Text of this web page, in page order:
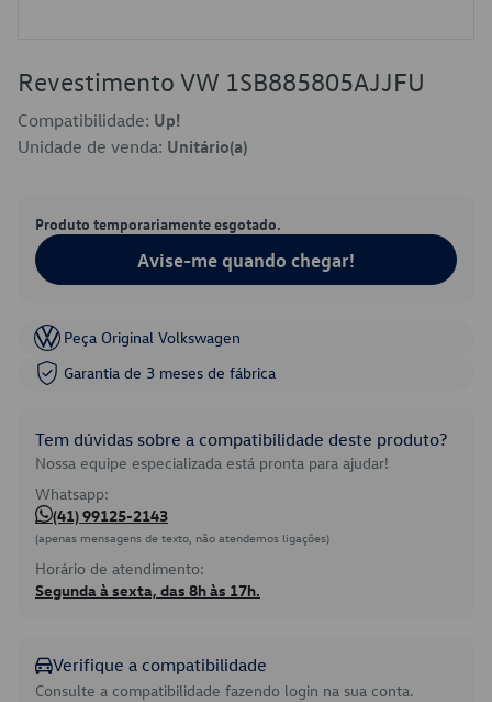
Revestimento VW 1SB885805AJJFU
Compatibilidade: Up!
Unidade de venda: Unitário(a)
Produto temporariamente esgotado.
Avise-me quando chegar!
Peça Original Volkswagen
Garantia de 3 meses de fábrica
Tem dúvidas sobre a compatibilidade deste produto?
Nossa equipe especializada está pronta para ajudar!
Whatsapp:
(41) 99125-2143
(apenas mensagens de texto, não atendemos ligações)
Horário de atendimento:
Segunda à sexta, das 8h às 17h.
Verifique a compatibilidade
Consulte a compatibilidade fazendo login na sua conta.